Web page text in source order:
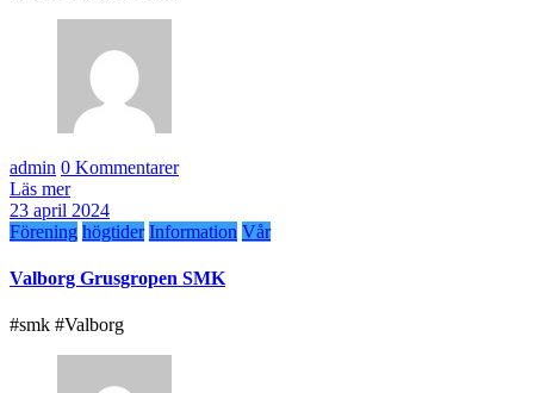
admin 0 Kommentarer
Läs mer
23 april 2024
Förening högtider Information Vår
Valborg Grusgropen SMK
#smk #Valborg